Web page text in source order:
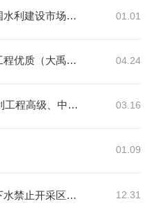
水利部办公厅关于开展第二批全国水利建设市场监管平台信用信息替换和核验的通知 01.01
水利部关于印发《中国水利水电工程优质（大禹）奖评选管理办法》的通知 04.24
云南省水利厅关于开展2026年水利工程高级、中级、初级专业技术职称申报评审工作的通知 03.16
01.09
云南省水利厅关于公布云南省地下水禁止开采区、限制开采区范围的通知 12.31